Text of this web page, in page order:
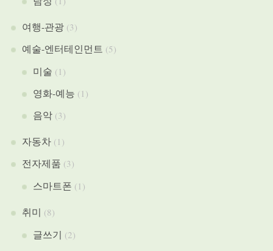
여행-관광(3)
예술-엔터테인먼트 (5)
미술 (1)
영화-예능 (1)
음악(3)
자동차(1)
전자제품 (3)
스마트폰 (1)
취미 (8)
글쓰기 (2)